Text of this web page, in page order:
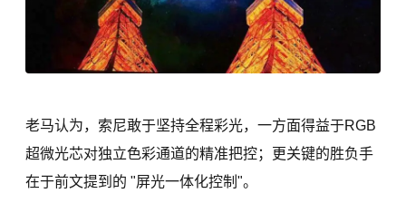
老马认为，索尼敢于坚持全程彩光，一方面得益于RGB
超微光芯对独立色彩通道的精准把控；更关键的胜负手
在于前文提到的 "屏光一体化控制"。